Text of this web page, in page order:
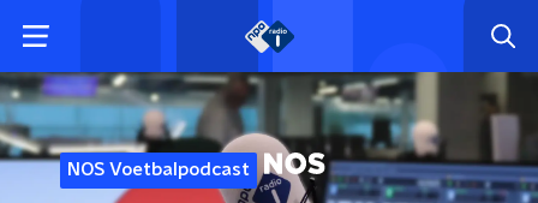
NOS Voetbalpodcast